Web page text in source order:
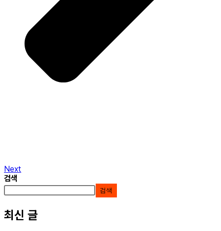
Next
검색
검색
최신 글